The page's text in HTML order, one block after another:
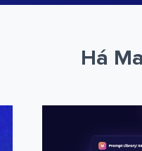
Há